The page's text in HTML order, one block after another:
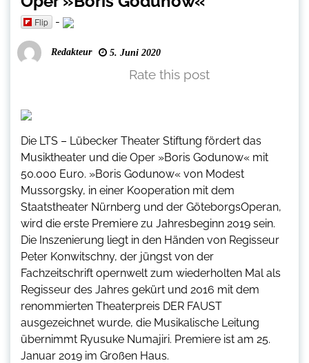
Flip -
Redakteur 5. Juni 2020
Rate this post
Die LTS – Lübecker Theater Stiftung fördert das
Musiktheater und die Oper »Boris Godunow« mit
50.000 Euro. »Boris Godunow« von Modest
Mussorgsky, in einer Kooperation mit dem
Staatstheater Nürnberg und der GöteborgsOperan,
wird die erste Premiere zu Jahresbeginn 2019 sein.
Die Inszenierung liegt in den Händen von Regisseur
Peter Konwitschny, der jüngst von der
Fachzeitschrift opernwelt zum wiederholten Mal als
Regisseur des Jahres gekürt und 2016 mit dem
renommierten Theaterpreis DER FAUST
ausgezeichnet wurde, die Musikalische Leitung
übernimmt Ryusuke Numajiri. Premiere ist am 25.
Januar 2019 im Großen Haus.